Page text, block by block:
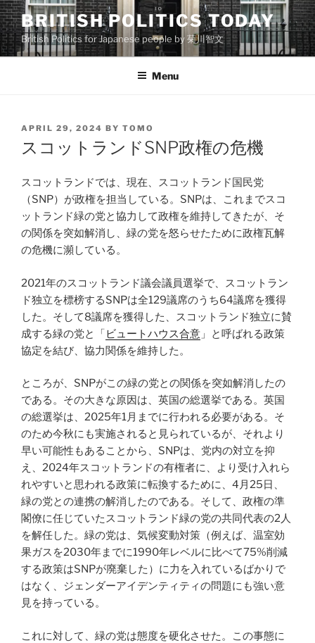
Skip
to
content
BRITISH POLITICS TODAY
British Politics for Japanese people by 菊川智文
Menu
POSTED
APRIL 29, 2024 BY TOMO
スコットランドSNP政権の危機
スコットランドでは、現在、スコットランド国民党
（SNP）が政権を担当している。SNPは、これまでスコ
ットランド緑の党と協力して政権を維持してきたが、そ
の関係を突如解消し、緑の党を怒らせたために政権瓦解
の危機に瀕している。
2021年のスコットランド議会議員選挙で、スコットラン
ド独立を標榜するSNPは全129議席のうち64議席を獲得
した。そして8議席を獲得した、スコットランド独立に賛
成する緑の党と「ビュートハウス合意 」と呼ばれる政策
協定を結び、協力関係を維持した。
ところが、SNPがこの緑の党との関係を突如解消したの
である。その大きな原因は、英国の総選挙である。英国
の総選挙は、2025年1月までに行われる必要がある。そ
のため今秋にも実施されると見られているが、それより
早い可能性もあることから、SNPは、党内の対立を抑
え、2024年スコットランドの有権者に、より受け入れら
れやすいと思われる政策に転換するために、4月25日、
緑の党との連携の解消したのである。そして、政権の準
閣僚に任じていたスコットランド緑の党の共同代表の2人
を解任した。緑の党は、気候変動対策（例えば、温室効
果ガスを2030年までに1990年レベルに比べて75%削減
する政策はSNPが廃棄した）に力を入れているばかりで
はなく、ジェンダーアイデンティティの問題にも強い意
見を持っている。
これに対して、緑の党は態度を硬化させた。この事態に